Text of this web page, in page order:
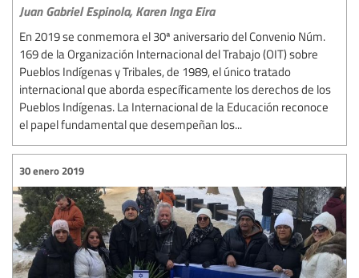
Juan Gabriel Espinola, Karen Inga Eira
En 2019 se conmemora el 30ª aniversario del Convenio Núm.
169 de la Organización Internacional del Trabajo (OIT) sobre
Pueblos Indígenas y Tribales, de 1989, el único tratado
internacional que aborda específicamente los derechos de los
Pueblos Indígenas. La Internacional de la Educación reconoce
el papel fundamental que desempeñan los...
30 enero 2019